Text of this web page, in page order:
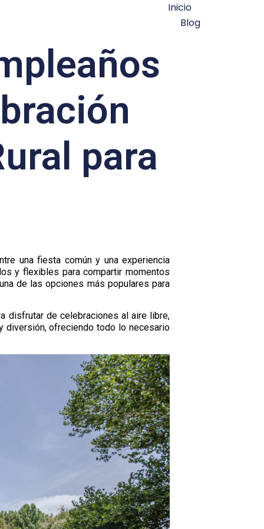
Inicio
Blog
para
una fiesta común y una experiencia
y flexibles para compartir momentos
de las opciones más populares para
disfrutar de celebraciones al aire libre,
diversión, ofreciendo todo lo necesario